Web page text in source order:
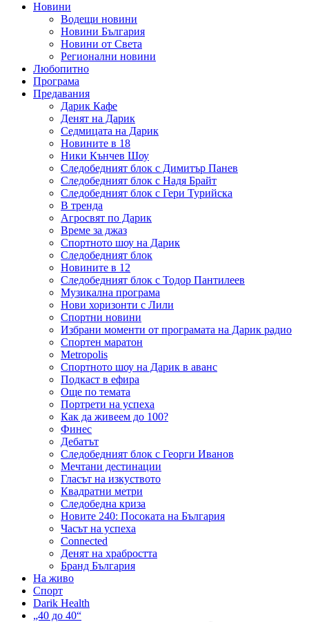
Новини
Водещи новини
Новини България
Новини от Света
Регионални новини
Любопитно
Програма
Предавания
Дарик Кафе
Денят на Дарик
Седмицата на Дарик
Новините в 18
Ники Кънчев Шоу
Следобедният блок с Димитър Панев
Следобедният блок с Надя Брайт
Следобедният блок с Гери Турийска
В тренда
Агросвят по Дарик
Време за джаз
Спортното шоу на Дарик
Следобедният блок
Новините в 12
Следобедният блок с Тодор Пантилеев
Музикална програма
Нови хоризонти с Лили
Спортни новини
Избрани моменти от програмата на Дарик радио
Спортен маратон
Metropolis
Спортното шоу на Дарик в аванс
Подкаст в ефира
Още по темата
Портрети на успеха
Как да живеем до 100?
Финес
Дебатът
Следобедният блок с Георги Иванов
Мечтани дестинации
Гласът на изкуството
Квадратни метри
Следобедна криза
Новите 240: Посоката на България
Часът на успеха
Connected
Денят на храбростта
Бранд България
На живо
Спорт
Darik Health
„40 до 40“